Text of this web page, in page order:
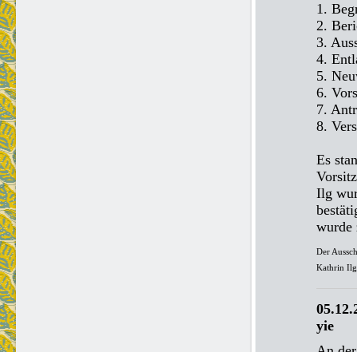
1.
2.
3.
4.
5.
6.
7.
8.
Es
Ilg
wurde
Der
Kathrin Ilg
yie